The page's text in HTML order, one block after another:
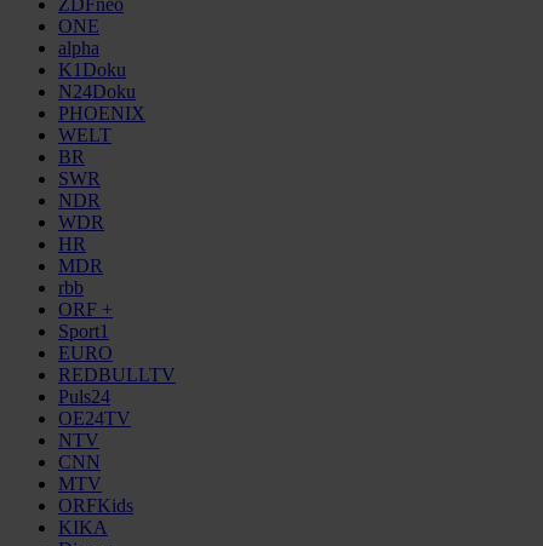
ZDFneo
ONE
alpha
K1Doku
N24Doku
PHOENIX
WELT
BR
SWR
NDR
WDR
HR
MDR
rbb
ORF +
Sport1
EURO
REDBULLTV
Puls24
OE24TV
NTV
CNN
MTV
ORFKids
KIKA